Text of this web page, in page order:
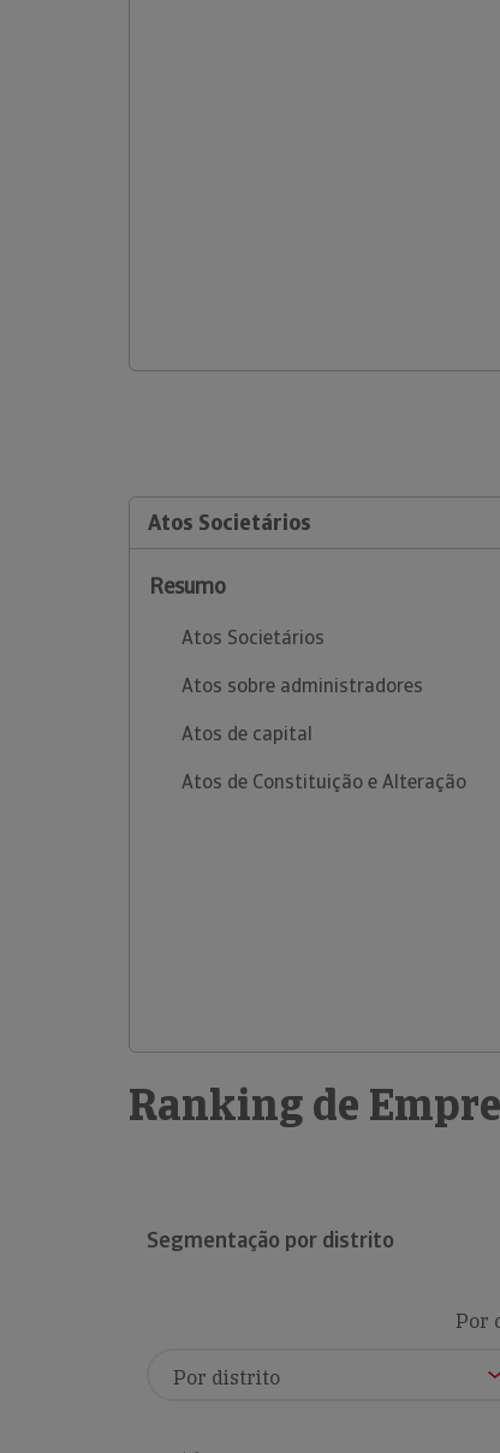
Atos Societários
Resumo
Atos Societários
Atos sobre administradores
Atos de capital
Atos de Constituição e Alteração
Ranking de
Segmentação por distrito
Por